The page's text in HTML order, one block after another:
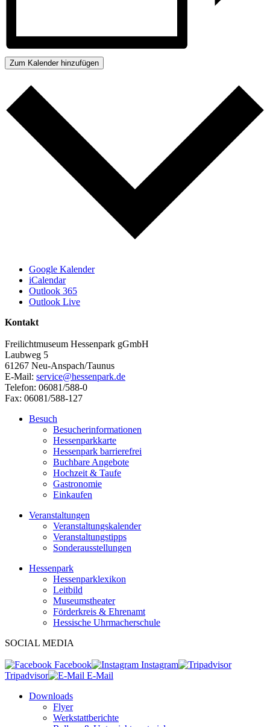
Zum Kalender hinzufügen
Google Kalender
iCalendar
Outlook 365
Outlook Live
Kontakt
Freilichtmuseum Hessenpark gGmbH
Laubweg 5
61267 Neu-Anspach/Taunus
E-Mail: service@hessenpark.de
Telefon: 06081/588-0
Fax: 06081/588-127
Besuch
Besucherinformationen
Hessenparkkarte
Hessenpark barrierefrei
Buchbare Angebote
Hochzeit & Taufe
Gastronomie
Einkaufen
Veranstaltungen
Veranstaltungskalender
Veranstaltungstipps
Sonderausstellungen
Hessenpark
Hessenparklexikon
Leitbild
Museumstheater
Förderkreis & Ehrenamt
Hessische Uhrmacherschule
SOCIAL MEDIA
Facebook
Instagram
Tripadvisor
E-Mail
Downloads
Flyer
Werkstattberichte